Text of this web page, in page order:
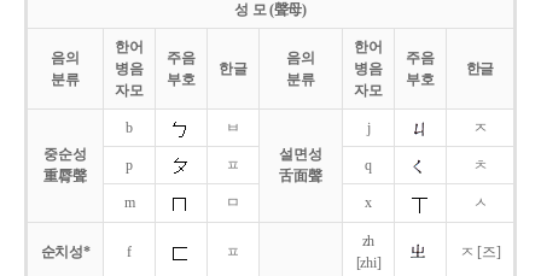
성 모 (聲母)
음의
분류
한어
병음
자모
주음
부호
한글
음의
분류
한어
병음
자모
주음
부호
한글
중순성
重脣聲
b
ㅂ
설면성
舌面聲
j ㅈ
p ㅍ q ㅊ
m ㅁ x ㅅ
순치성* f ㅍ
zh
[zhi]
ㅈ [즈]